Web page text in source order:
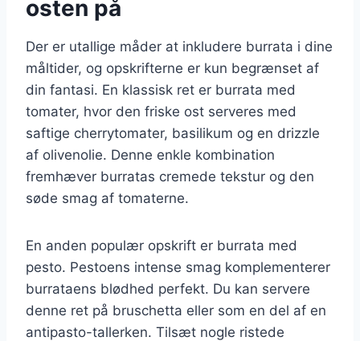
osten på
Der er utallige måder at inkludere burrata i dine
måltider, og opskrifterne er kun begrænset af
din fantasi. En klassisk ret er burrata med
tomater, hvor den friske ost serveres med
saftige cherrytomater, basilikum og en drizzle
af olivenolie. Denne enkle kombination
fremhæver burratas cremede tekstur og den
søde smag af tomaterne.
En anden populær opskrift er burrata med
pesto. Pestoens intense smag komplementerer
burrataens blødhed perfekt. Du kan servere
denne ret på bruschetta eller som en del af en
antipasto-tallerken. Tilsæt nogle ristede